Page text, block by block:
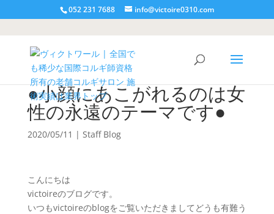
052 231 7688 info@victoire0310.com
●小顔にあこがれるのは女
性の永遠のテーマです●
2020/05/11 | Staff Blog
こんにちは
victoireのブログです。
いつもvictoireのblogをご覧いただきましてどうも有難う